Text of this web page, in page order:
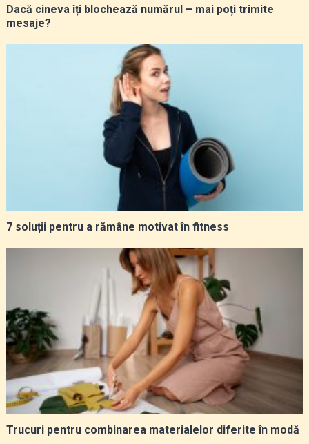
Dacă cineva îți blochează numărul – mai poți trimite
mesaje?
7 soluții pentru a rămâne motivat în fitness
Trucuri pentru combinarea materialelor diferite în modă